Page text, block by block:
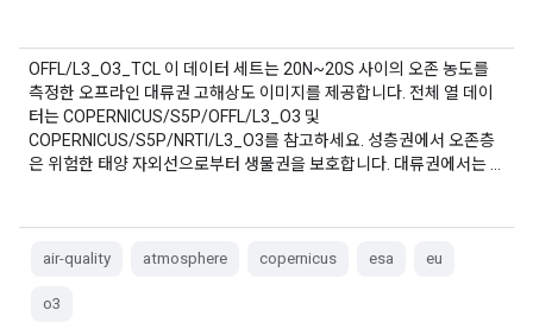
OFFL/L3_O3_TCL 이 데이터 세트는 20N~20S 사이의 오존 농도를
측정한 오프라인 대류권 고해상도 이미지를 제공합니다. 전체 열 데이
터는 COPERNICUS/S5P/OFFL/L3_O3 및
COPERNICUS/S5P/NRTI/L3_O3를 참고하세요. 성층권에서 오존층
은 위험한 태양 자외선으로부터 생물권을 보호합니다. 대류권에서는 …
air-quality atmosphere copernicus esa eu
o3